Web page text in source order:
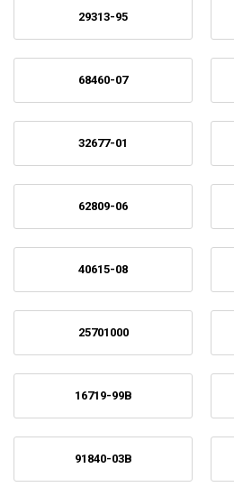
29313-95
68460-07
32677-01
62809-06
40615-08
25701000
16719-99B
91840-03B